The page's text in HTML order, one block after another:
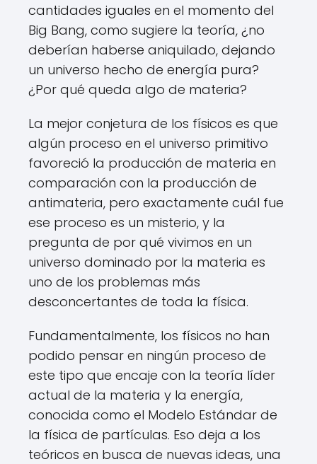
cantidades iguales en el momento del
Big Bang, como sugiere la teoría, ¿no
deberían haberse aniquilado, dejando
un universo hecho de energía pura?
¿Por qué queda algo de materia?
La mejor conjetura de los físicos es que
algún proceso en el universo primitivo
favoreció la producción de materia en
comparación con la producción de
antimateria, pero exactamente cuál fue
ese proceso es un misterio, y la
pregunta de por qué vivimos en un
universo dominado por la materia es
uno de los problemas más
desconcertantes de toda la física.
Fundamentalmente, los físicos no han
podido pensar en ningún proceso de
este tipo que encaje con la teoría líder
actual de la materia y la energía,
conocida como el Modelo Estándar de
la física de partículas. Eso deja a los
teóricos en busca de nuevas ideas, una